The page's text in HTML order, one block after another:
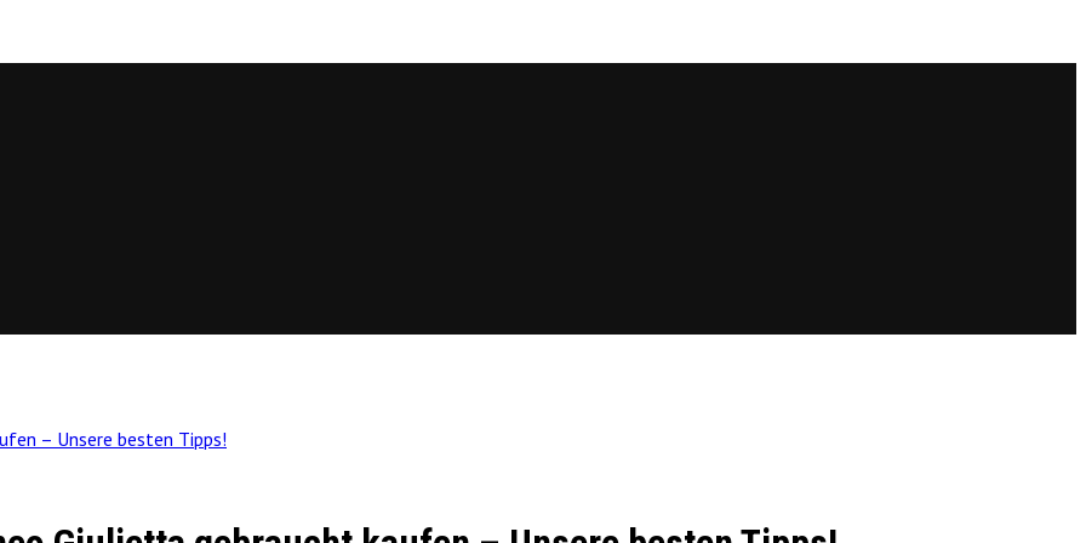
– Unsere besten Tipps!